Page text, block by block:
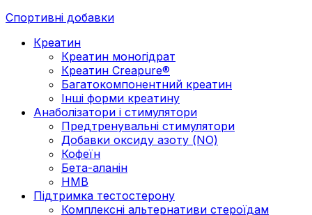
Спортивні добавки
Креатин
Креатин моногідрат
Креатин Creapure®
Багатокомпонентний креатин
Інші форми креатину
Анаболізатори і стимулятори
Предтренувальні стимулятори
Добавки оксиду азоту (NO)
Кофеїн
Бета-аланін
HMB
Підтримка тестостерону
Комплексні альтернативи стероїдам